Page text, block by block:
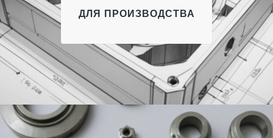
ДЛЯ ПРОИЗВОДСТВА